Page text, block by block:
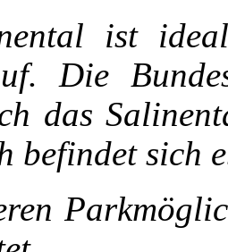
ist
Die
das
befindet sich